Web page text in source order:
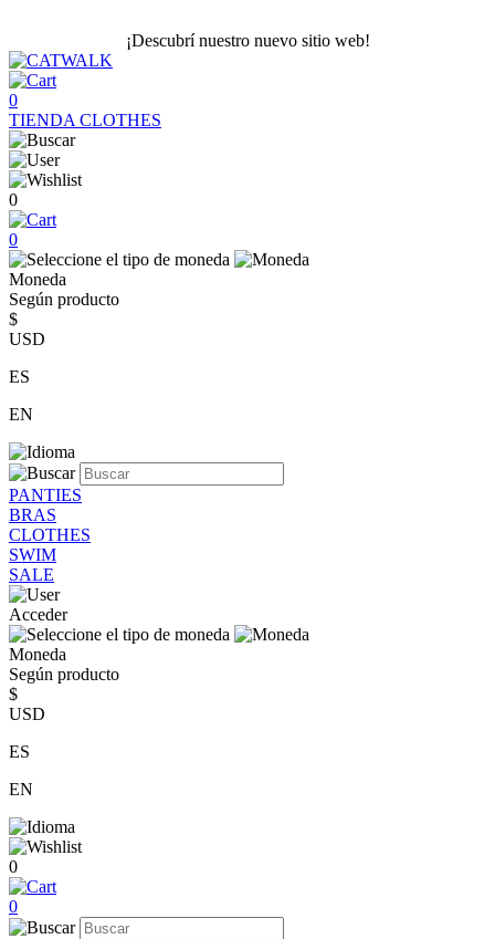
¡Descubrí nuestro nuevo sitio web!
0
TIENDA CLOTHES
0
0
Moneda
Según producto
$
USD
ES
EN
PANTIES
BRAS
CLOTHES
SWIM
SALE
Acceder
Moneda
Según producto
$
USD
ES
EN
0
0